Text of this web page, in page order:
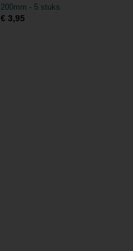
200mm - 5 stuks
€ 3,95